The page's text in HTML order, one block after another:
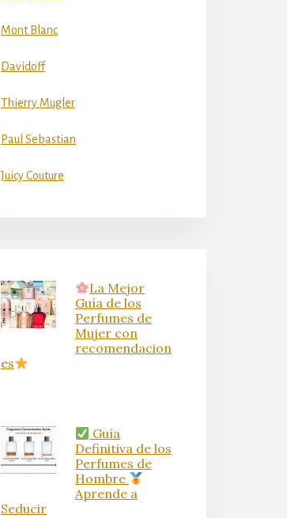
Mont Blanc
Davidoff
Thierry Mugler
Paul Sebastian
Juicy Couture
La Mejor
Guía de los
Perfumes de
Mujer con
recomendacion
es
Guía
Definitiva de los
Perfumes de
Hombre
Aprende a
Seducir